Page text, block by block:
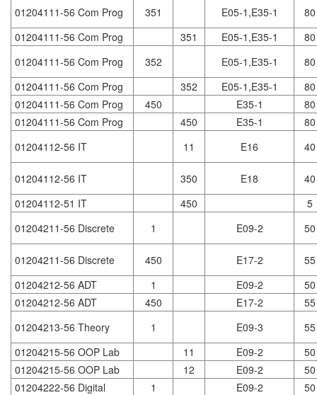
01204111-56 Com Prog
351 E05-1,E35-1
80
01204111-56 Com Prog
351 E05-1,E35-1
80
01204111-56 Com Prog
352 E05-1,E35-1
80
01204111-56 Com Prog
352 E05-1,E35-1
80
01204111-56 Com Prog
450 E35-1
80
01204111-56 Com Prog
450 E35-1
80
01204112-56 IT
11 E16 40
01204112-56 IT 350 E18
40
01204112-51 IT
450
5
01204211-56 Discrete
1 E09-2 50
01204211-56 Discrete 450 E17-2
55
01204212-56 ADT
1 E09-2
50
01204212-56 ADT
450 E17-2
55
01204213-56 Theory
1 E09-3
55
01204215-56 OOP Lab
11 E09-2
50
01204215-56 OOP Lab
12 E09-2
50
01204222-56 Digital
1 E09-2
50